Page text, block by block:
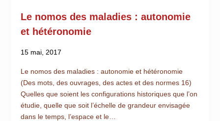
Le nomos des maladies : autonomie
et hétéronomie
15 mai, 2017
Le nomos des maladies : autonomie et hétéronomie
(Des mots, des ouvrages, des actes et des normes 16)
Quelles que soient les configurations historiques que l’on
étudie, quelle que soit l’échelle de grandeur envisagée
dans le temps, l’espace et le…